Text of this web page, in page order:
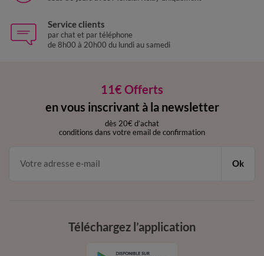
Service clients
par chat et par téléphone
de 8h00 à 20h00 du lundi au samedi
11€ Offerts
en vous inscrivant à la newsletter
dès 20€ d’achat
conditions dans votre email de confirmation
Ok
Téléchargez l’application